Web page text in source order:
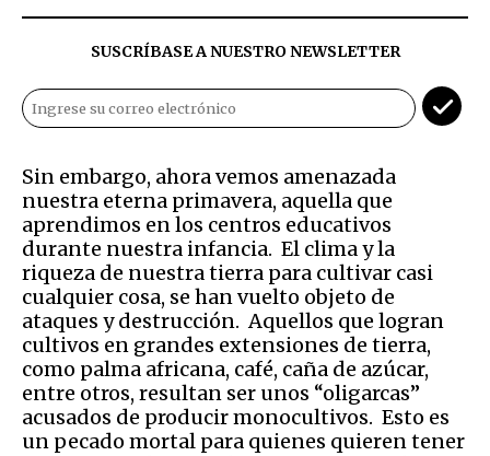
SUSCRÍBASE A NUESTRO NEWSLETTER
Sin embargo, ahora vemos amenazada
nuestra eterna primavera, aquella que
aprendimos en los centros educativos
durante nuestra infancia. El clima y la
riqueza de nuestra tierra para cultivar casi
cualquier cosa, se han vuelto objeto de
ataques y destrucción. Aquellos que logran
cultivos en grandes extensiones de tierra,
como palma africana, café, caña de azúcar,
entre otros, resultan ser unos “oligarcas”
acusados de producir monocultivos. Esto es
un pecado mortal para quienes quieren tener